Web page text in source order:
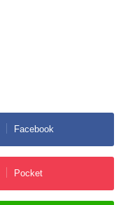
Facebook
Pocket